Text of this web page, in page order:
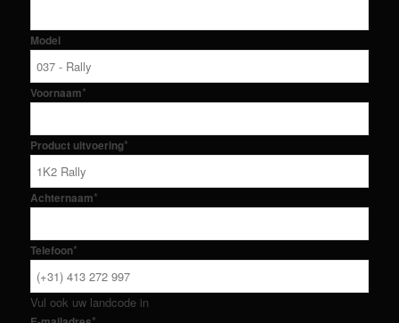
Model
Voornaam*
Product uitvoering*
Achternaam*
Telefoon*
Vul ook uw landcode in